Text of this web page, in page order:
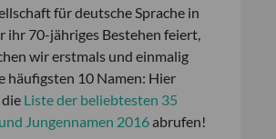
für deutsche Sprache in
ihr 70-jähriges Bestehen feiert,
wir erstmals und einmalig
häufigsten 10 Namen: Hier
Liste der beliebtesten 35
Jungennamen 2016abrufen!